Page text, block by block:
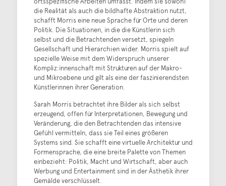
die Realität als auch die bildhafte Abstraktion nutzt,
schafft Morris eine neue Sprache für Orte und deren
Politik. Die Situationen, in die die Künstlerin sich
selbst und die Betrachtenden versetzt, spiegeln
Gesellschaft und Hierarchien wider. Morris spielt auf
spezielle Weise mit dem Widerspruch unserer
Kompliz:innenschaft mit Strukturen auf der Makro-
und Mikroebene und gilt als eine der faszinierendsten
Künstlerinnen ihrer Generation.
Sarah Morris betrachtet ihre Bilder als sich selbst
erzeugend, offen für Interpretationen, Bewegung und
Veränderung, die den Betrachtenden das intensive
Gefühl vermitteln, dass sie Teil eines größeren
Systems sind. Sie schafft eine virtuelle Architektur und
Formensprache, die eine breite Palette von Themen
einbezieht: Politik, Macht und Wirtschaft, aber auch
Werbung und Entertainment sind in der Ästhetik ihrer
Gemälde verschlüsselt.